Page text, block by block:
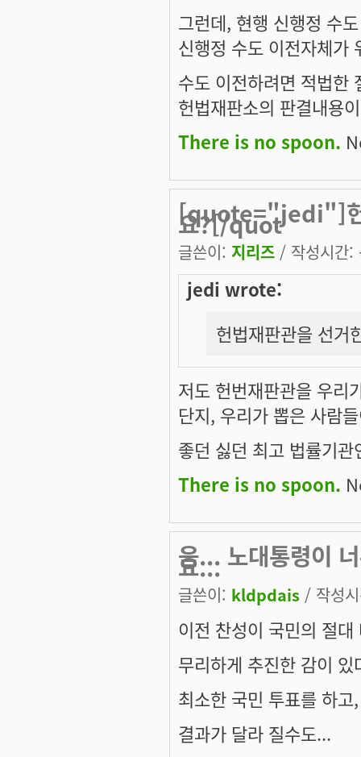
그런데, 현행 신행정 수
신행정 수도 이전자체가
수도 이전하려면 적법한
헌법재판소의 판결내용
There is no spoon.
[quote="jedi"]헌
요?[/quot
글쓴이: 지리즈 / 작성시간
jedi wrote:
헌법재판관을 선거
저도 헌번재판관을 우리
단지, 우리가 뽑은 사람
좋던 싫던 최고 법률기
There is no spoon.
음... 노대통령이
요...
글쓴이: kldpdais / 작성
이전 찬성이 국민의 절
무리하게 추진한 감이
최소한 국민 투표를 하
결과가 달라 질수도...